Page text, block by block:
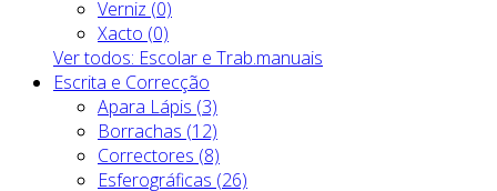
Verniz (0)
Xacto (0)
Ver todos: Escolar e Trab.manuais
Escrita e Correcção
Apara Lápis (3)
Borrachas (12)
Correctores (8)
Esferográficas (26)